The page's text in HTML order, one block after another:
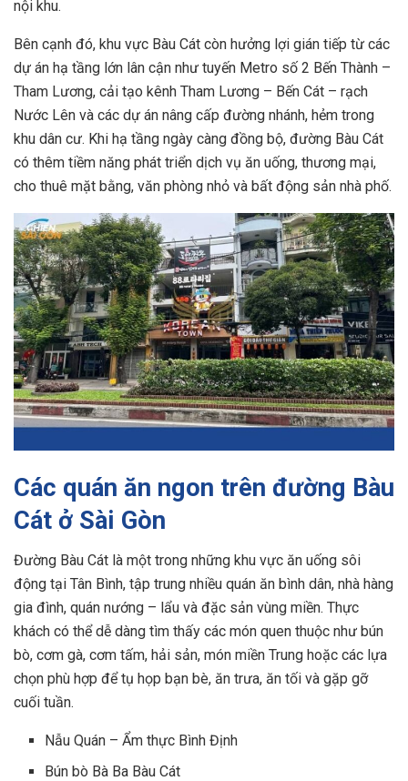
nội khu.
Bên cạnh đó, khu vực Bàu Cát còn hưởng lợi gián tiếp từ các
dự án hạ tầng lớn lân cận như tuyến Metro số 2 Bến Thành –
Tham Lương, cải tạo kênh Tham Lương – Bến Cát – rạch
Nước Lên và các dự án nâng cấp đường nhánh, hẻm trong
khu dân cư. Khi hạ tầng ngày càng đồng bộ, đường Bàu Cát
có thêm tiềm năng phát triển dịch vụ ăn uống, thương mại,
cho thuê mặt bằng, văn phòng nhỏ và bất động sản nhà phố.
Các quán ăn ngon trên đường Bàu
Cát ở Sài Gòn
Đường Bàu Cát là một trong những khu vực ăn uống sôi
động tại Tân Bình, tập trung nhiều quán ăn bình dân, nhà hàng
gia đình, quán nướng – lẩu và đặc sản vùng miền. Thực
khách có thể dễ dàng tìm thấy các món quen thuộc như bún
bò, cơm gà, cơm tấm, hải sản, món miền Trung hoặc các lựa
chọn phù hợp để tụ họp bạn bè, ăn trưa, ăn tối và gặp gỡ
cuối tuần.
Nẫu Quán – Ẩm thực Bình Định
Bún bò Bà Ba Bàu Cát